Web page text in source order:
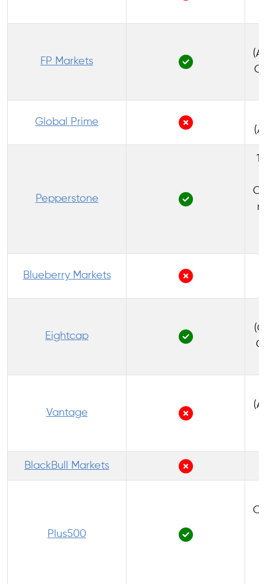
FP Markets
Global Prime
Pepperstone
Blueberry Markets
Eightcap
Vantage
BlackBull Markets
Plus500